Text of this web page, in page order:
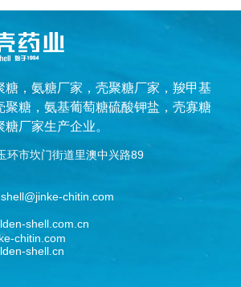
糖， 氨糖厂家 ， 壳聚糖厂家 ， 羧甲基
聚糖， 氨基葡萄糖硫酸钾盐 ， 壳寡糖
糖厂家生产企业。
环市坎门街道里澳中兴路89
chitin.com
shell.com.cn
chitin.com
shell.cn